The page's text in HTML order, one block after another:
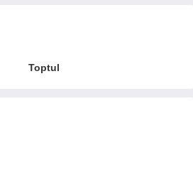
Toptul